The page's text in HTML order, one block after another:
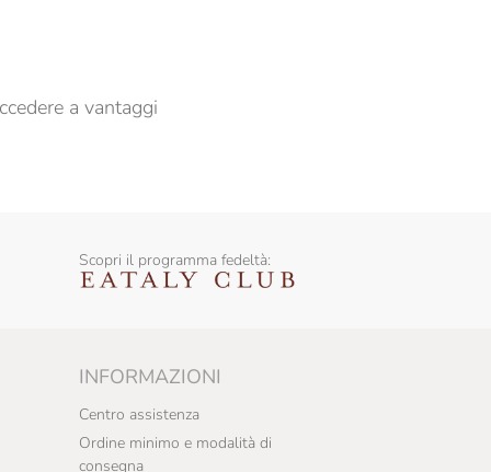
a vantaggi
Scopri il programma fedeltà:
INFORMAZIONI
Centro assistenza
Ordine minimo e modalità di
consegna